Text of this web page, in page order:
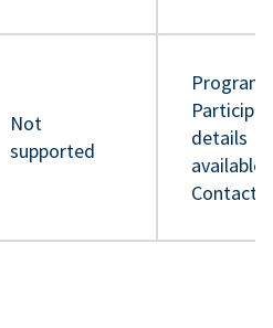
Not
supported
Program
details
available
Contact